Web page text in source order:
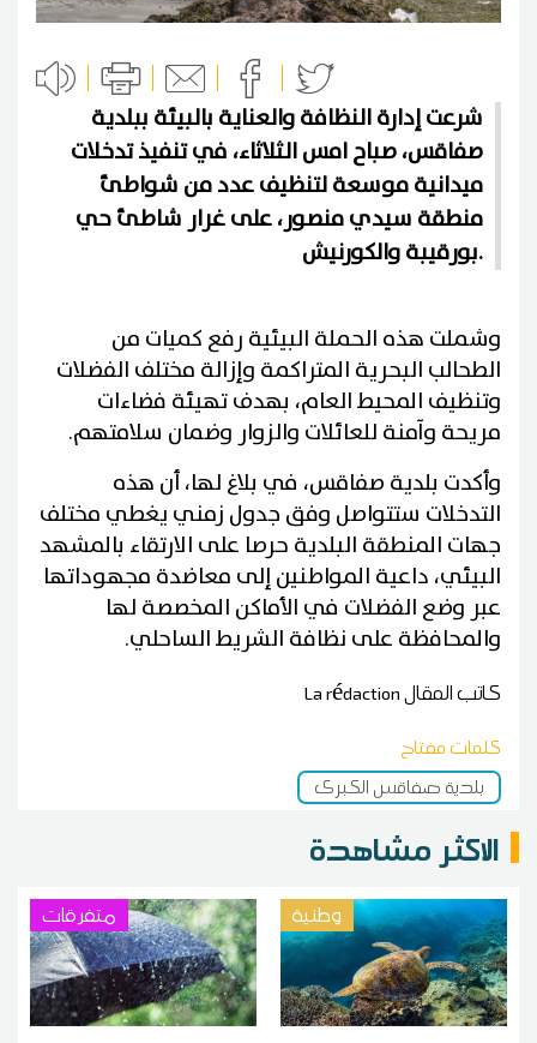
شرعت إدارة النظافة والعناية بالبيئة ببلدية
صفاقس، صباح امس الثلاثاء، في تنفيذ تدخلات
ميدانية موسعة لتنظيف عدد من شواطئ
منطقة سيدي منصور، على غرار شاطئ حي
بورقيبة والكورنيش.
وشملت هذه الحملة البيئية رفع كميات من
الطحالب البحرية المتراكمة وإزالة مختلف الفضلات
وتنظيف المحيط العام، بهدف تهيئة فضاءات
مريحة وآمنة للعائلات والزوار وضمان سلامتهم.
وأكدت بلدية صفاقس، في بلاغ لها، أن هذه
التدخلات ستتواصل وفق جدول زمني يغطي مختلف
جهات المنطقة البلدية حرصا على الارتقاء بالمشهد
البيئي، داعية المواطنين إلى معاضدة مجهوداتها
عبر وضع الفضلات في الأماكن المخصصة لها
والمحافظة على نظافة الشريط الساحلي.
كاتب المقالLa rédaction
كلمات مفتاح
بلدية صفاقس الكبرى
الاكثر مشاهدة
وطنية متفرقات